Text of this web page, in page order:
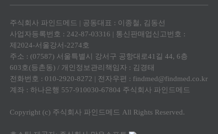
주식회사 파인드메드 | 공동대표 : 이종철, 김동선
사업자등록번호 : 242-87-03316 | 통신판매업신고번호 :
제2024-서울강서-2274호
주소 : (07587) 서울특별시 강서구 공항대로41길 44, 6층
603호(등촌동) / 개인정보관리책임자 : 김경태
전화번호 : 010-2920-8272 | 전자우편 : findmed@findmed.co.kr
계좌 : 하나은행 557-910030-67804 주식회사 파인드메드
Copyright (c) 주식회사 파인드메드 All Rights Reserved.